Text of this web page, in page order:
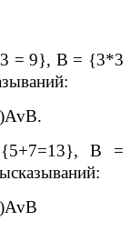
= 9}, B = {3*3
B =